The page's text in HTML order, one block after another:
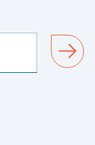
SENDEN